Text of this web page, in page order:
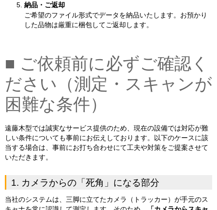
納品・ご返却
ご希望のファイル形式でデータを納品いたします。お預かり
した品物は厳重に梱包してご返却します。
■ ご依頼前に必ずご確認く
ださい（測定・スキャンが
困難な条件）
遠藤木型では誠実なサービス提供のため、現在の設備では対応が難
しい条件についても事前にお伝えしております。以下のケースに該
当する場合は、事前にお打ち合わせにて工夫や対策をご提案させて
いただきます。
1. カメラからの「死角」になる部分
当社のシステムは、三脚に立てたカメラ（トラッカー）が手元のス